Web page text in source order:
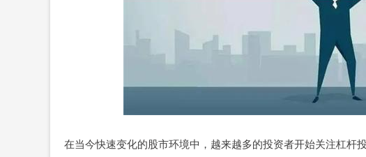
在当今快速变化的股市环境中，越来越多的投资者开始关注杠杆